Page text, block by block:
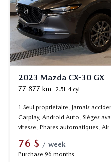
2023 Mazda CX-30 GX
77 877 km 2.5L 4 cyl
1 Seul propriétaire, Jamais
Carplay, Android Auto, Sièges
vitesse, Phares automatiques,
76 $ / week
Purchase 96 months